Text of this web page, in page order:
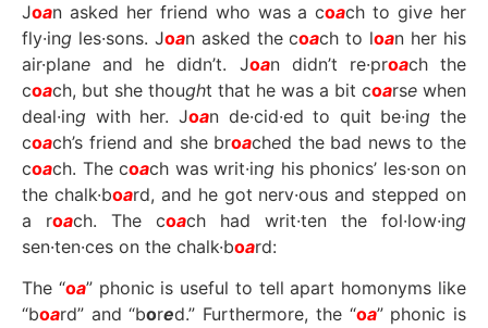
Joan asked her friend who was a coach to give her
fly·ing les·sons. Joan asked the coach to loan her his
air·plane and he didn’t. Joan didn’t re·proach the
coach, but she thought that he was a bit coarse when
deal·ing with her. Joan de·cid·ed to quit be·ing the
coach’s friend and she broached the bad news to the
coach. The coach was writ·ing his phonics’ les·son on
the chalk·board, and he got nerv·ous and stepped on
a roach. The coach had writ·ten the fol·low·ing
sen·ten·ces on the chalk·board:
The “oa” phonic is useful to tell apart homonyms like
“board” and “bored.” Furthermore, the “oa” phonic is